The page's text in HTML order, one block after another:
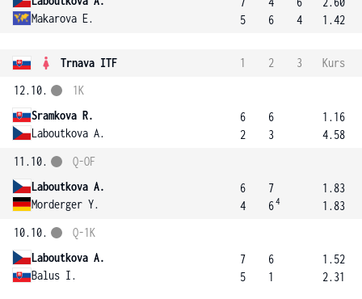
Makarova E.
5
6
4
1.42
Trnava ITF 1 2 3
Kurs
12.10.
Sramkova R.
Laboutkova A.
1K
6
2
6
3
1.16
4.58
11.10.
Laboutkova A.
Morderger Y.
Q-OF
6
4
7
64
1.83
1.83
10.10.
Laboutkova A.
Balus I.
Q-1K
7
5
6
1
1.52
2.31